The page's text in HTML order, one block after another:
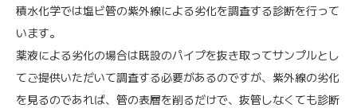
積水化学では塩ビ管の紫外線による劣化を調査する診断を行って
います。
薬液による劣化の場合は既設のパイプを抜き取ってサンプルとし
てご提供いただいて調査する必要があるのですが、紫外線の劣化
を見るのであれば、管の表層を削るだけで、抜管しなくても診断